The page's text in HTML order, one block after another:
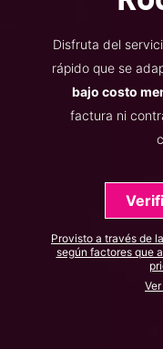
Disfruta del
rápido que se
bajo costo
factura ni
Provisto a través de
según factores que